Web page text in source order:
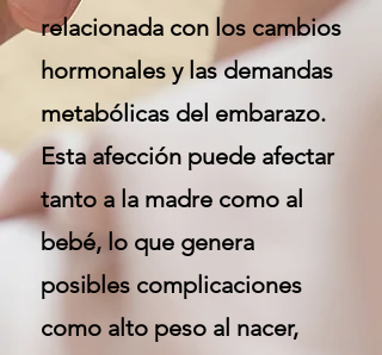
relacionada con los cambios
hormonales y las demandas
metabólicas del embarazo.
Esta afección puede afectar
tanto a la madre como al
bebé, lo que genera
posibles complicaciones
como alto peso al nacer,